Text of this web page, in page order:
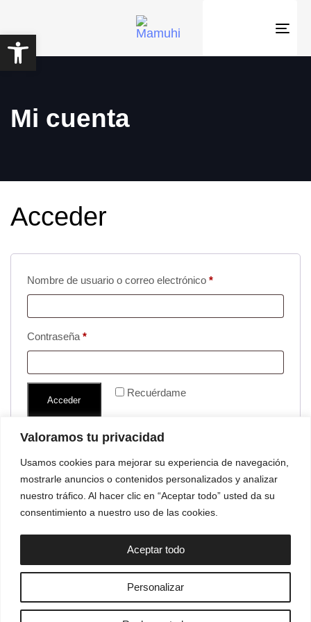
Valoramos tu privacidad
Usamos cookies para mejorar su experiencia de navegación,
mostrarle anuncios o contenidos personalizados y analizar
nuestro tráfico. Al hacer clic en “Aceptar todo” usted da su
consentimiento a nuestro uso de las cookies.
Personalizar
Aceptar todo
Mi cuenta
Acceder
Nombre de usuario o correo electrónico *
Contraseña *
Recuérdame
Acceder
¿Olvidaste la contraseña?
Abrir barra de herramientas